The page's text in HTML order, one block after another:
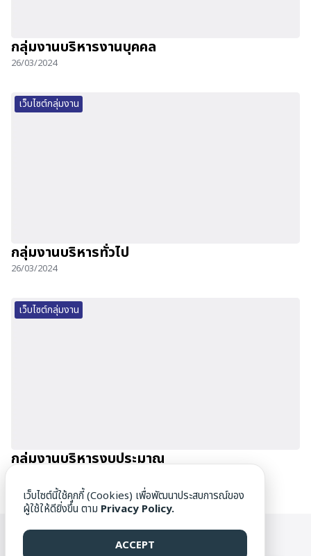
กลุ่มงานบริหารงานบุคคล
26/03/2024
เว็บไซต์กลุ่มงาน
กลุ่มงานบริหารทั่วไป
26/03/2024
เว็บไซต์กลุ่มงาน
กลุ่มงานบริหารงบประมาณ
WWW.DAMRONG.AC.TH ©[1976] ALL RIGHTS RESERVED.
เว็บไซต์นี้ใช้คุกกี้ (Cookies) เพื่อพัฒนาประสบการณ์ของ
ผู้ใช้ให้ดียิ่งขึ้น ตาม Privacy Policy.
ACCEPT